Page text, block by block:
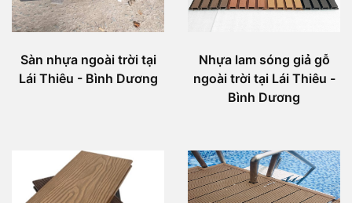
Sàn nhựa ngoài trời tại
Lái Thiêu - Bình Dương
Nhựa lam sóng giả gỗ
ngoài trời tại Lái Thiêu -
Bình Dương